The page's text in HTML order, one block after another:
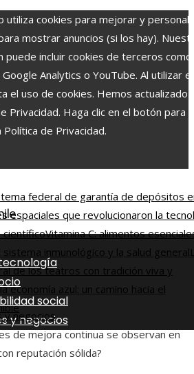
utiliza cookies para mejorar y
mostrar anuncios (si los hay).
incluir cookies de terceros como
Analytics o YouTube. Al utilizar
el uso de cookies. Hemos actualizado
Privacidad. Haga clic en el botón para
de Privacidad.
federal de garantía de depósitos
espaciales que revolucionaron la
científicoVitamina C: alimentos
inmunológico y la salud general
de los teatros con tradición viva y
economía azul: un camino hacia el
social
y negocios
y negocios
de mejora continua se observan en
reputación sólida?